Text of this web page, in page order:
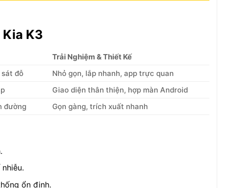
Kia K3
Trải Nghiệm & Thiết Kế
sát đỗ
Nhỏ gọn, lắp nhanh, app trực quan
Giao diện thân thiện, hợp màn Android
đường Gọn gàng, trích xuất nhanh
ổn định.